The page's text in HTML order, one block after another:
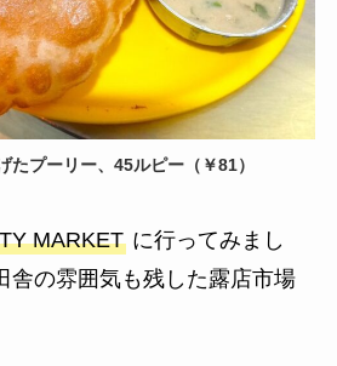
たプーリー、45ルピー（￥81）
MARKETに行ってみまし
舎の雰囲気も残した露店市場